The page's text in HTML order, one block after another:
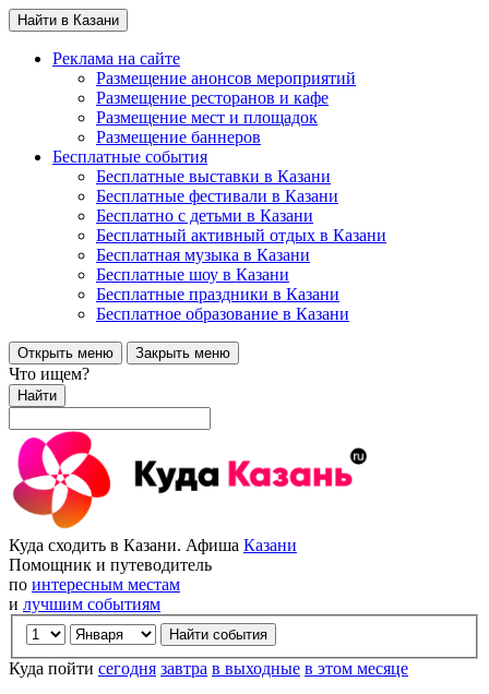
Найти в Казани
Реклама на сайте
Размещение анонсов мероприятий
Размещение ресторанов и кафе
Размещение мест и площадок
Размещение баннеров
Бесплатные события
Бесплатные выставки в Казани
Бесплатные фестивали в Казани
Бесплатно с детьми в Казани
Бесплатный активный отдых в Казани
Бесплатная музыка в Казани
Бесплатные шоу в Казани
Бесплатные праздники в Казани
Бесплатное образование в Казани
Открыть меню Закрыть меню
Что ищем?
Найти
Куда сходить в Казани. Афиша Казани
Помощник и путеводитель
по интересным местам
и лучшим событиям
Куда пойти сегодня завтра в выходные в этом месяце